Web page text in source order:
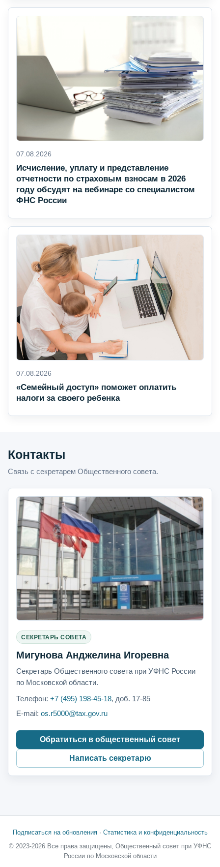
07.08.2026
Исчисление, уплату и представление
отчетности по страховым взносам в 2026
году обсудят на вебинаре со специалистом
ФНС России
07.08.2026
«Семейный доступ» поможет оплатить
налоги за своего ребенка
Контакты
Связь с секретарем Общественного совета.
СЕКРЕТАРЬ СОВЕТА
Мигунова Анджелина Игоревна
Секретарь Общественного совета при УФНС России
по Московской области.
Телефон: +7 (495) 198-45-18, доб. 17-85
E-mail: os.r5000@tax.gov.ru
Обратиться в общественный совет
Написать секретарю
Подписаться на обновления· Статистика и конфиденциальность
© 2023-2026 Все права защищены, Общественный совет при УФНС
России по Московской области